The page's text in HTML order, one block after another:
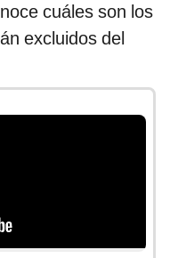
cuáles son los
excluidos del